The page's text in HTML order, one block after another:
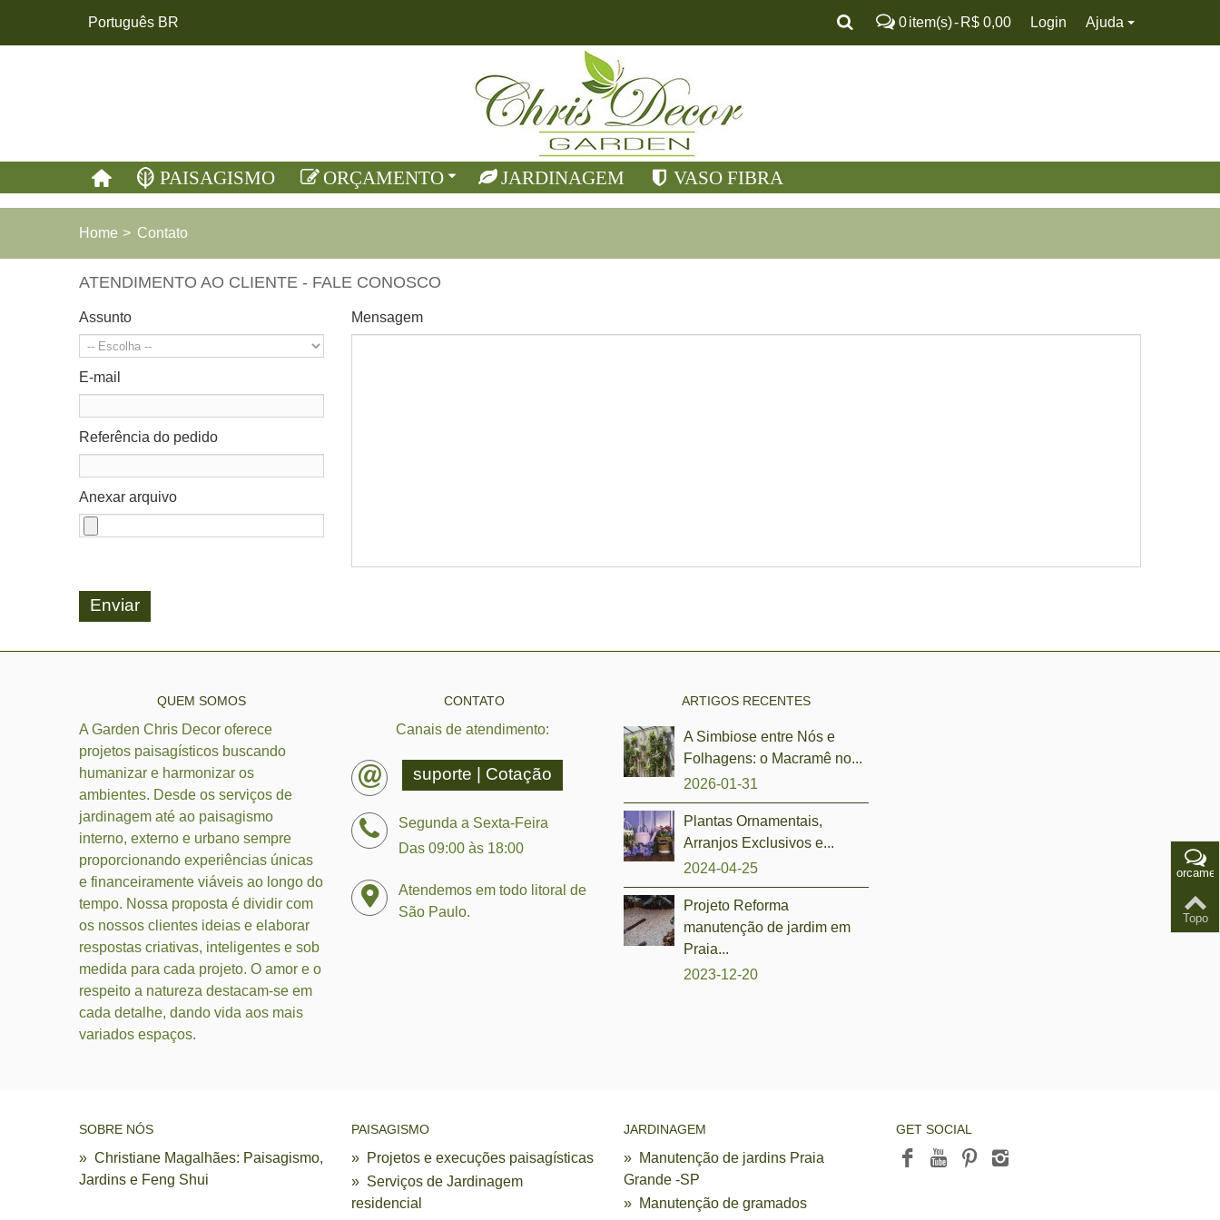
Ajuda
Português BR Login
0item(s)- R$ 0,00
PAISAGISMO ORÇAMENTO JARDINAGEM VASO FIBRA
Home > Contato
ATENDIMENTO AO CLIENTE - FALE CONOSCO
Assunto
E-mail
Referência do pedido
Anexar arquivo
Mensagem
Enviar
QUEM SOMOS
A Garden Chris Decor oferece
projetos paisagísticos buscando
humanizar e harmonizar os
ambientes. Desde os serviços de
jardinagem até ao paisagismo
interno, externo e urbano sempre
proporcionando experiências únicas
e financeiramente viáveis ao longo do
tempo. Nossa proposta é dividir com
os nossos clientes ideias e elaborar
respostas criativas, inteligentes e sob
medida para cada projeto. O amor e o
respeito a natureza destacam-se em
cada detalhe, dando vida aos mais
variados espaços.
CONTATO
Canais de atendimento:
suporte | Cotação
Segunda a Sexta-Feira
Das 09:00 às 18:00
Atendemos em todo litoral de
São Paulo.
ARTIGOS RECENTES
A Simbiose entre Nós e
Folhagens: o Macramê no...
2026-01-31
Plantas Ornamentais,
Arranjos Exclusivos e...
2024-04-25
Projeto Reforma
manutenção de jardim em
Praia...
2023-12-20
SOBRE NÓS
» Christiane Magalhães: Paisagismo,
Jardins e Feng Shui
PAISAGISMO
» Projetos e execuções paisagísticas
» Serviços de Jardinagem
residencial
JARDINAGEM
» Manutenção de jardins Praia
Grande -SP
» Manutenção de gramados
GET SOCIAL
Topo